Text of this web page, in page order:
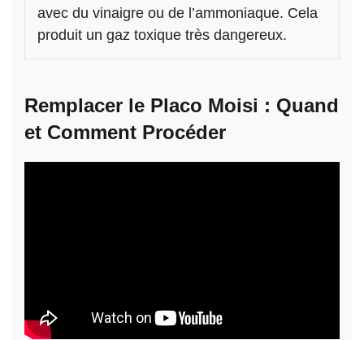
avec du vinaigre ou de l’ammoniaque. Cela
produit un gaz toxique très dangereux.
Remplacer le Placo Moisi : Quand
et Comment Procéder